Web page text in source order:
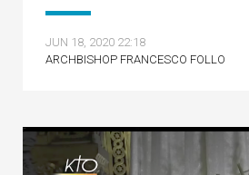
JUN 18, 2020 22:18
ARCHBISHOP FRANCESCO FOLLO